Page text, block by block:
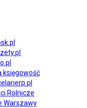
księgowość
Rolnicze
Warszawy